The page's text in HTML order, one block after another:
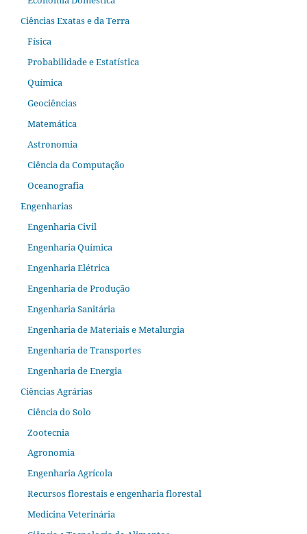
Ciências Exatas e da Terra
Física
Probabilidade e Estatística
Química
Geociências
Matemática
Astronomia
Ciência da Computação
Oceanografia
Engenharias
Engenharia Civil
Engenharia Química
Engenharia Elétrica
Engenharia de Produção
Engenharia Sanitária
Engenharia de Materiais e Metalurgia
Engenharia de Transportes
Engenharia de Energia
Ciências Agrárias
Ciência do Solo
Zootecnia
Agronomia
Engenharia Agrícola
Recursos florestais e engenharia florestal
Medicina Veterinária